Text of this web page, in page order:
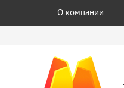
О компании